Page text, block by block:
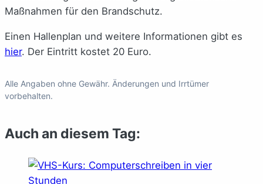
Maßnahmen für den Brandschutz.
Einen Hallenplan und weitere Informationen gibt es
hier. Der Eintritt kostet 20 Euro.
Alle Angaben ohne Gewähr. Änderungen und Irrtümer
vorbehalten.
Auch an diesem Tag: